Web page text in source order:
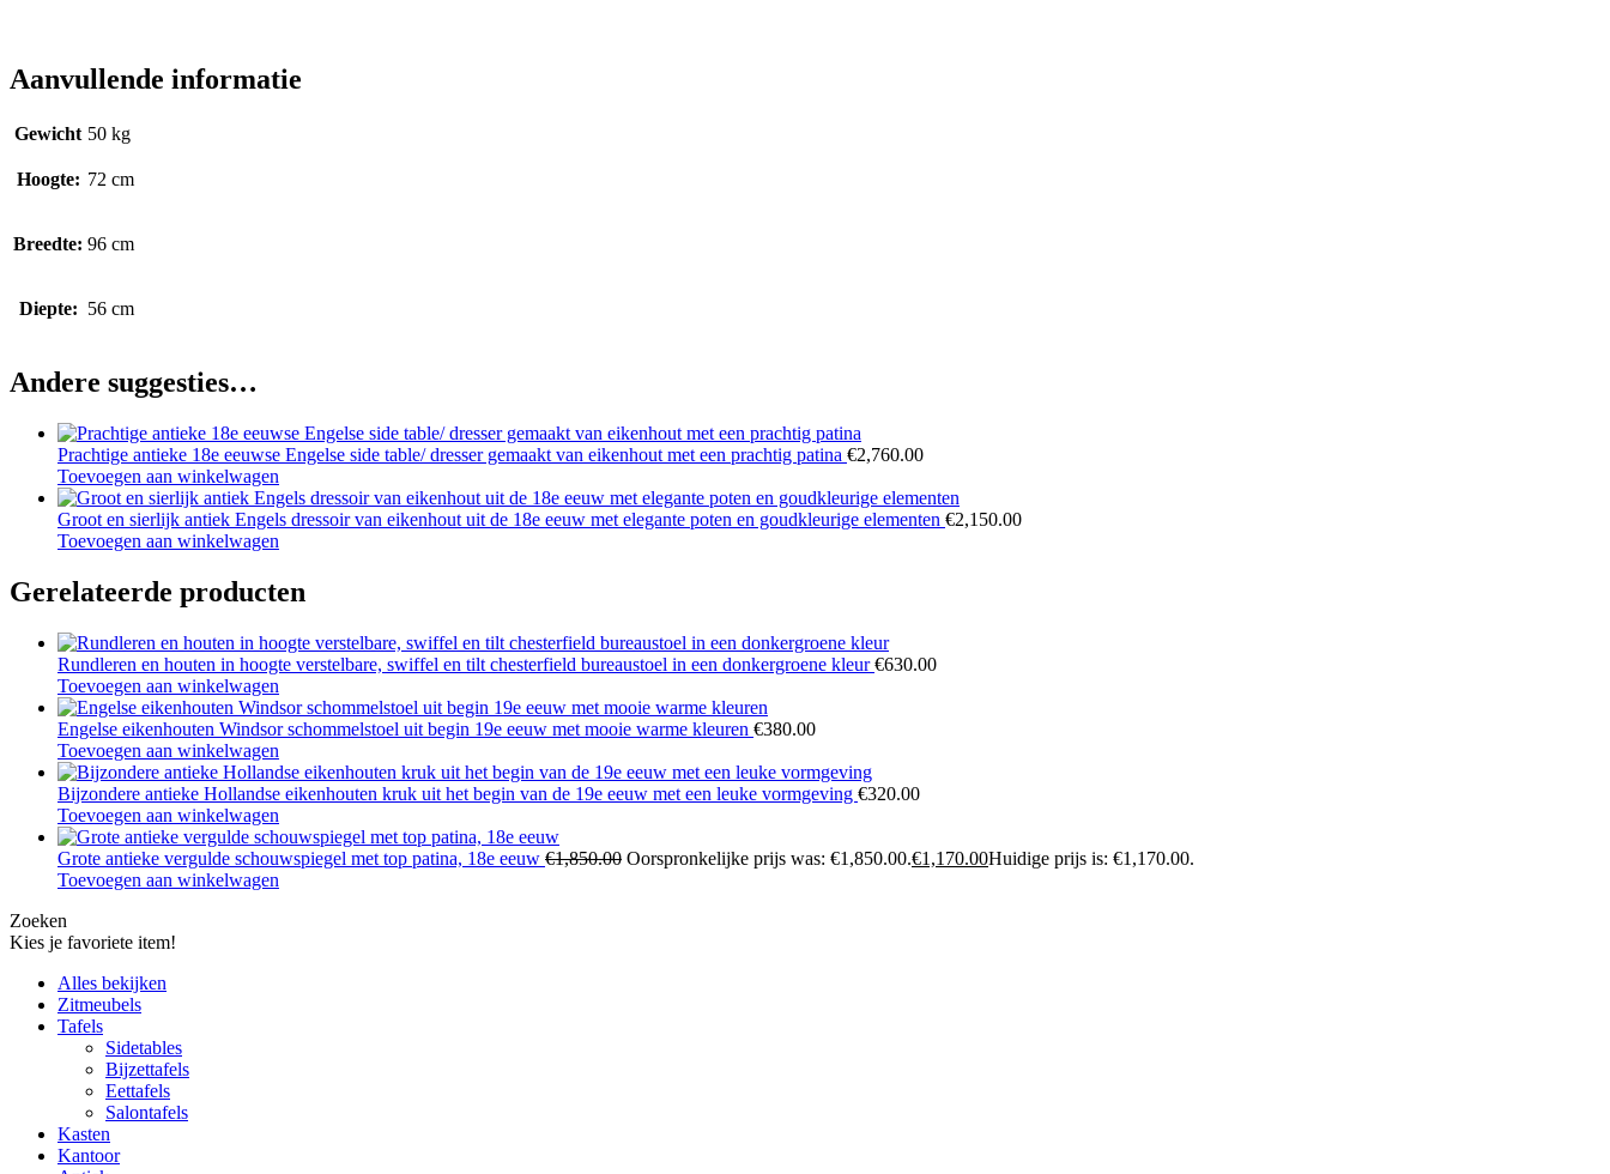
Aanvullende informatie
Gewicht 50 kg
Hoogte: 72 cm
Breedte: 96 cm
Diepte: 56 cm
Andere suggesties…
Prachtige antieke 18e eeuwse Engelse side table/ dresser gemaakt van eikenhout met een prachtig patina €2,760.00
Toevoegen aan winkelwagen
Groot en sierlijk antiek Engels dressoir van eikenhout uit de 18e eeuw met elegante poten en goudkleurige elementen €2,150.00
Toevoegen aan winkelwagen
Gerelateerde producten
Rundleren en houten in hoogte verstelbare, swiffel en tilt chesterfield bureaustoel in een donkergroene kleur€630.00
Toevoegen aan winkelwagen
Engelse eikenhouten Windsor schommelstoel uit begin 19e eeuw met mooie warme kleuren €380.00
Toevoegen aan winkelwagen
Bijzondere antieke Hollandse eikenhouten kruk uit het begin van de 19e eeuw met een leuke vormgeving €320.00
Toevoegen aan winkelwagen
Grote antieke vergulde schouwspiegel met top patina, 18e eeuw €1,850.00 Oorspronkelijke prijs was: €1,850.00.€1,170.00Huidige prijs is: €1,170.00.
Toevoegen aan winkelwagen
Zoeken
Kies je favoriete item!
Alles bekijken
Zitmeubels
Tafels
Sidetables
Bijzettafels
Eettafels
Salontafels
Kasten
Kantoor